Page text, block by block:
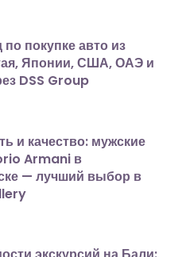
покупке авто из
Японии, США, ОАЭ и
DSS Group
и качество: мужские
Armani в
— лучший выбор в